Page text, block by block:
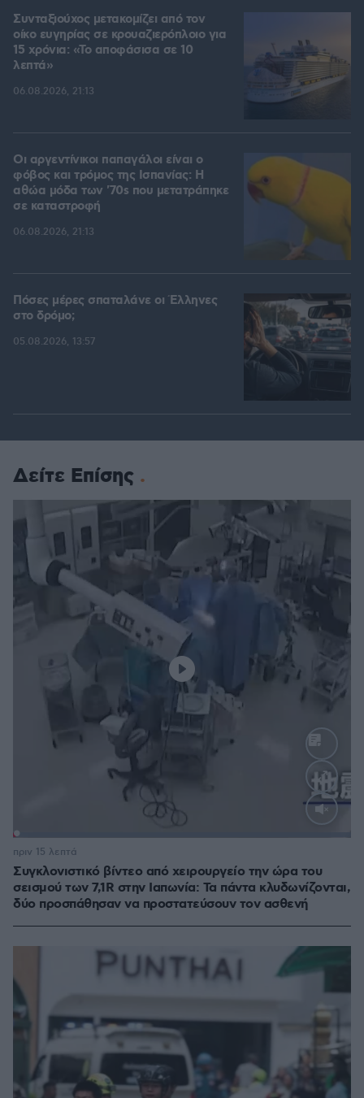
Συνταξιούχος μετακομίζει από τον
οίκο ευγηρίας σε κρουαζιερόπλοιο για
15 χρόνια: «Το αποφάσισα σε 10
λεπτά»
06.08.2026, 21:13
Οι αργεντίνικοι παπαγάλοι είναι ο
φόβος και τρόμος της Ισπανίας: Η
αθώα μόδα των '70s που μετατράπηκε
σε καταστροφή
06.08.2026, 21:13
Πόσες μέρες σπαταλάνε οι Έλληνες
στο δρόμο;
05.08.2026, 13:57
Δείτε Επίσης
Συγκλονιστικό βίντεο από χειρουργείο την ώρα του
σεισμού των 7,1R στην Ιαπωνία: Τα πάντα κλυδωνίζονται,
δύο προσπάθησαν να προστατεύσουν τον ασθενή
πριν 15 λεπτά